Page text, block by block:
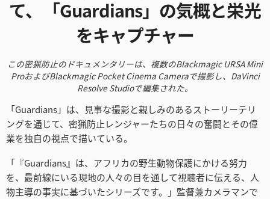
Hong Kong SAR, China
Italy
Korea
て、「Guardians」 の気概と栄光
をキャプチャー
この密猟防止のドキュメンタリーは、複数のBlackmagic URSA Mini
ProおよびBlackmagic Pocket Cinema Cameraで撮影し、DaVinci
Resolve Studioで編集された。
「Guardians」は、見事な撮影と親しみのあるストーリーテリ
ングを通じて、密猟防止レンジャーたちの日々の奮闘とその偉
業を独自の視点で描いている。
「『Guardians』は、アフリカの野生動物保護にかける努力
を、最前線にいる現地の人々の目を通して視聴者に伝える、人
物主導の事実に基づいたシリーズです。」監督兼カメラマンで